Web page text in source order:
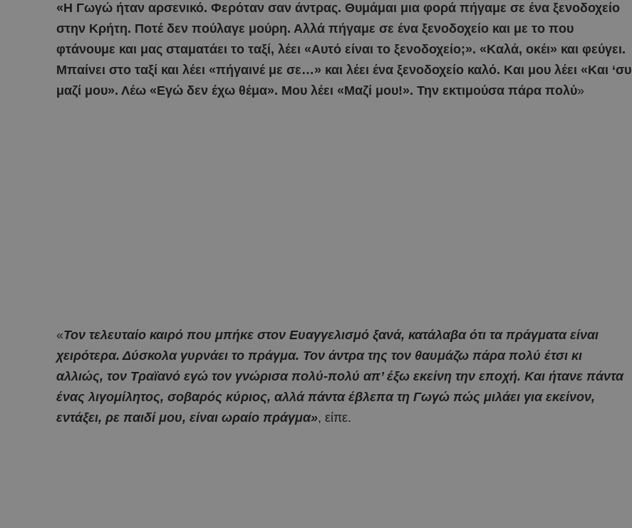
«Η Γωγώ ήταν αρσενικό. Φερόταν σαν άντρας. Θυμάμαι μια φορά πήγαμε σε ένα ξενοδοχείο
στην Κρήτη. Ποτέ δεν πούλαγε μούρη. Αλλά πήγαμε σε ένα ξενοδοχείο και με το που
φτάνουμε και μας σταματάει το ταξί, λέει «Αυτό είναι το ξενοδοχείο;». «Καλά, οκέι» και φεύγει.
Μπαίνει στο ταξί και λέει «πήγαινέ με σε…» και λέει ένα ξενοδοχείο καλό. Και μου λέει «Και ‘συ
μαζί μου». Λέω «Εγώ δεν έχω θέμα». Μου λέει «Μαζί μου!». Την εκτιμούσα πάρα πολύ»
«Τον τελευταίο καιρό που μπήκε στον Ευαγγελισμό ξανά, κατάλαβα ότι τα πράγματα είναι
χειρότερα. Δύσκολα γυρνάει το πράγμα. Τον άντρα της τον θαυμάζω πάρα πολύ έτσι κι
αλλιώς, τον Τραϊανό εγώ τον γνώρισα πολύ-πολύ απ’ έξω εκείνη την εποχή. Και ήτανε πάντα
ένας λιγομίλητος, σοβαρός κύριος, αλλά πάντα έβλεπα τη Γωγώ πώς μιλάει για εκείνον,
εντάξει, ρε παιδί μου, είναι ωραίο πράγμα», είπε.